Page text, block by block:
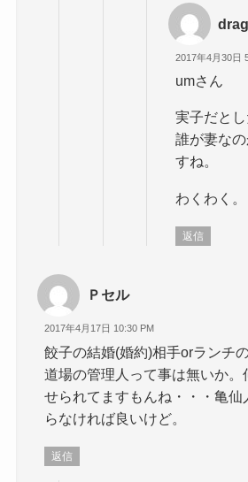
2017年4月30日
umさん
実子だとし
誰が妻な
すね。
わくわく。
返信
Ｐセル
2017年4月17日 10:30 PM
餃子の結婚(婚約)相手orランチ
道場の管理人って事は無いか。
せられてますもんね・・・亀仙
らなければ良いけど。
返信